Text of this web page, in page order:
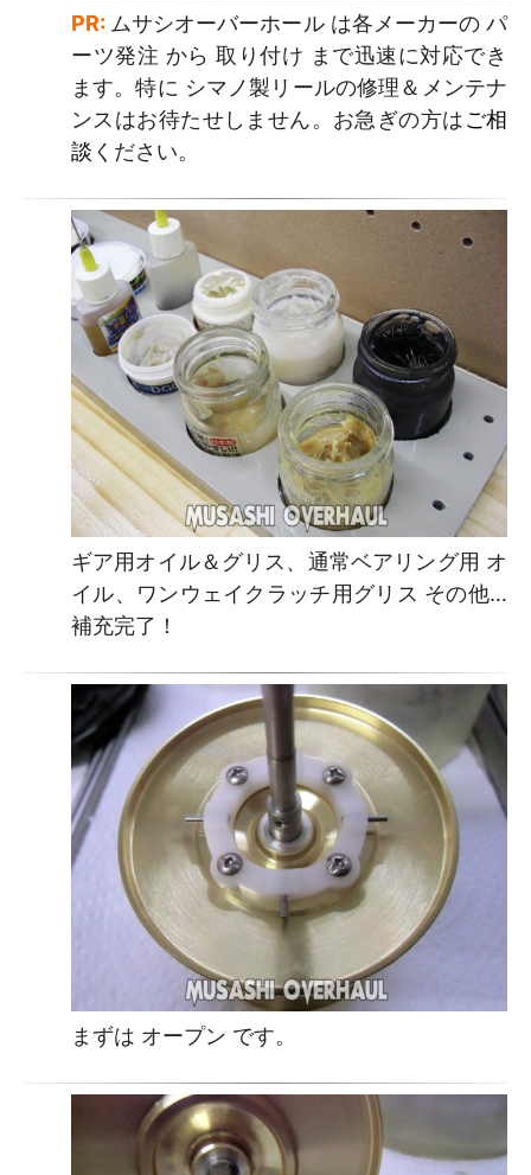
PR: ムサシオーバーホール は各メーカーの パ
ーツ発注 から 取り付け まで迅速に対応でき
ます。特に シマノ製リールの修理＆メンテナ
ンスはお待たせしません。お急ぎの方はご相
談 ください。
ギア用オイル＆グリス、通常ベアリング用 オ
イル、ワンウェイクラッチ用グリス その他…
補充完了！
まずは オープン です。